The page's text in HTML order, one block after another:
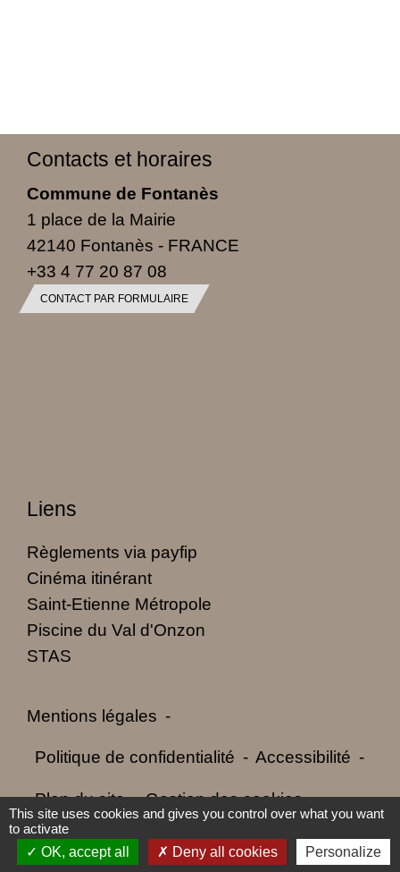
Contacts et horaires
Commune de Fontanès
1 place de la Mairie
42140 Fontanès - FRANCE
+33 4 77 20 87 08
CONTACT PAR FORMULAIRE
Liens
Règlements via payfip
Cinéma itinérant
Saint-Etienne Métropole
Piscine du Val d'Onzon
STAS
Mentions légales -
Politique de confidentialité - Accessibilité -
Plan du site - Gestion des cookies
Site créé en partenariat avec Réseau des Communes
This site uses cookies and gives you control over what you want
to activate
OK, accept all
Deny all cookies Personalize